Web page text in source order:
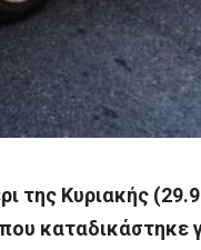
της Κυριακής
καταδικάστηκε